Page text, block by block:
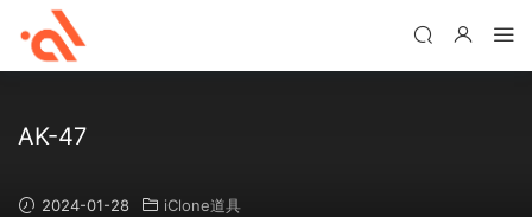
AK-47
2024-01-28 iClone道具